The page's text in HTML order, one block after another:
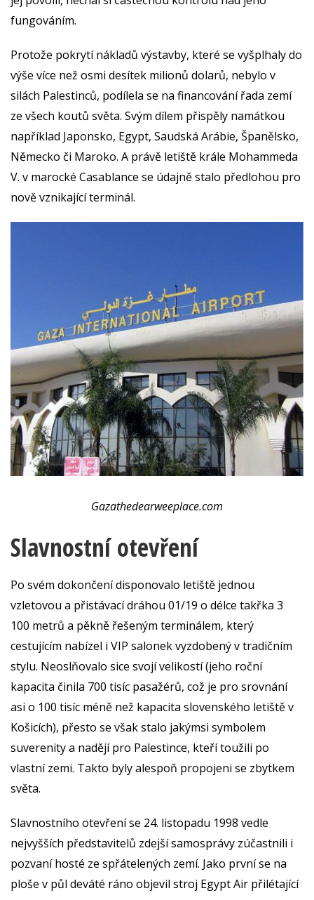
fungováním.
Protože pokrytí nákladů výstavby, které se vyšplhaly do
výše více než osmi desítek milionů dolarů, nebylo v
silách Palestinců, podílela se na financování řada zemí
ze všech koutů světa. Svým dílem přispěly namátkou
například Japonsko, Egypt, Saudská Arábie, Španělsko,
Německo či Maroko. A právě letiště krále Mohammeda
V. v marocké Casablance se údajně stalo předlohou pro
nově vznikající terminál.
Gazathedearweeplace.com
Slavnostní otevření
Po svém dokončení disponovalo letiště jednou
vzletovou a přistávací dráhou 01/19 o délce takřka 3
100 metrů a pěkně řešeným terminálem, který
cestujícím nabízel i VIP salonek vyzdobený v tradičním
stylu. Neoslňovalo sice svojí velikostí (jeho roční
kapacita činila 700 tisíc pasažérů, což je pro srovnání
asi o 100 tisíc méně než kapacita slovenského letiště v
Košicích), přesto se však stalo jakýmsi symbolem
suverenity a nadějí pro Palestince, kteří toužili po
vlastní zemi. Takto byly alespoň propojeni se zbytkem
světa.
Slavnostního otevření se 24. listopadu 1998 vedle
nejvyšších představitelů zdejší samosprávy zúčastnili i
pozvaní hosté ze spřátelených zemí. Jako první se na
ploše v půl deváté ráno objevil stroj Egypt Air přilétající